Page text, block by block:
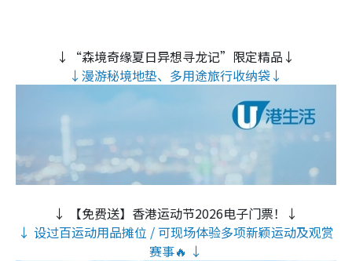
↓“森境奇缘夏日异想寻龙记”限定精品↓
↓漫游秘境地垫、多用途旅行收纳袋↓
↓ 【免费送】香港运动节2026电子门票！↓
↓ 设过百运动用品摊位 / 可现场体验多项新颖运动及观赏
赛事🔥 ↓